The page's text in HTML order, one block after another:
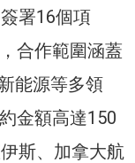
署16個項
合作範圍涵蓋
能源等多領
金額高達150
斯、加拿大航